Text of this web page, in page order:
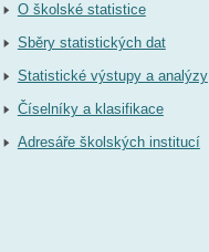
O školské statistice
Sběry statistických dat
Statistické výstupy a analýzy
Číselníky a klasifikace
Adresáře školských institucí